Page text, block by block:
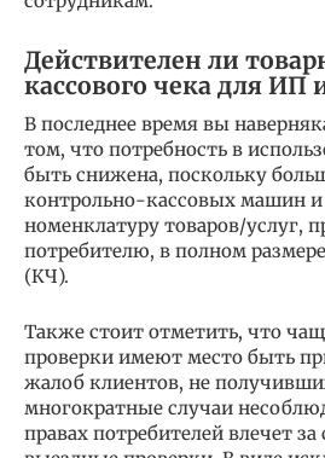
Действителен ли
кассового чека для ИП
В последнее время вы
том, что потребность в
быть снижена, поскольку
контрольно-кассовых машин
номенклатуру товаров/услуг,
потребителю, в полном
(КЧ).
Также стоит отметить, что
проверки имеют место быть
жалоб клиентов, не
многократные случаи
правах потребителей влечет